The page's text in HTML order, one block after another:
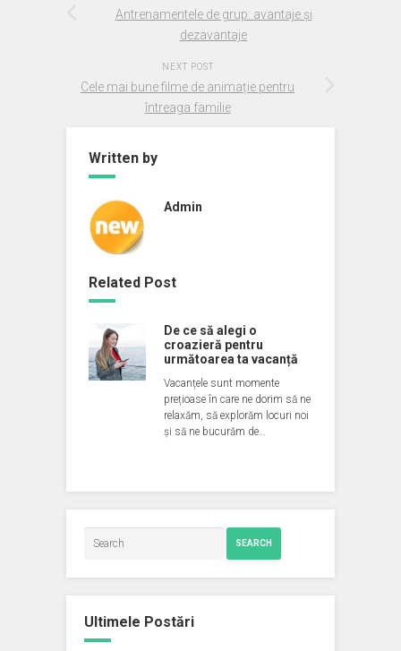
Antrenamentele de grup: avantaje și
dezavantaje
NEXT POST
Cele mai bune filme de animație pentru
întreaga familie
Written by
Admin
Related Post
De ce să alegi o
croazieră pentru
următoarea ta vacanță
Vacanțele sunt momente
prețioase în care ne dorim să ne
relaxăm, să explorăm locuri noi
și să ne bucurăm de…
SEARCH
Ultimele Postări